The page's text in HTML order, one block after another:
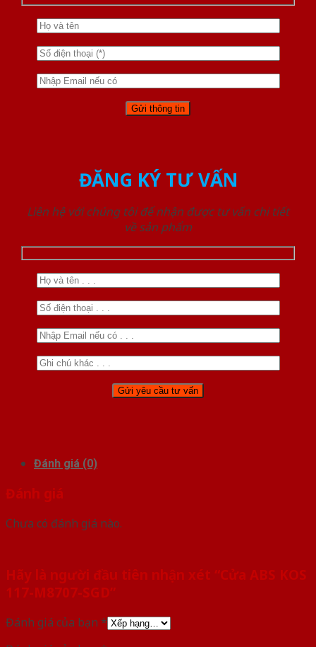
ĐĂNG KÝ TƯ VẤN
Liên hệ với chúng tôi để nhận được tư vấn chi tiết
về sản phẩm
Đánh giá (0)
Đánh giá
Chưa có đánh giá nào.
Hãy là người đầu tiên nhận xét “Cửa ABS KOS
117-M8707-SGD”
Đánh giá của bạn *